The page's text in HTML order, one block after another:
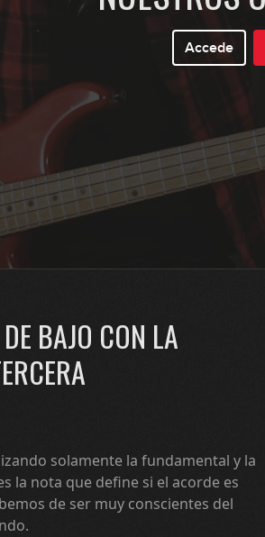
Accede
BAJO CON LA
solamente la fundamental y la
la nota que define si el acorde es
de ser muy conscientes del